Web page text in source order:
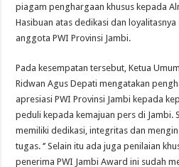
piagam penghargaan khusus kepada
Hasibuan atas dedikasi dan
anggota PWI Provinsi Jambi.
Pada kesempatan tersebut, Ketua
Ridwan Agus Depati mengatakan
apresiasi PWI Provinsi Jambi kepada
peduli kepada kemajuan pers di Jambi.
memiliki dedikasi, integritas dan
tugas. ‘’ Selain itu ada juga penilaian
penerima PWI Jambi Award ini sudah